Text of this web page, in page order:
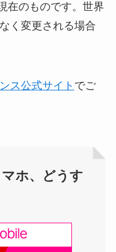
在のものです。世界
く変更される場合
ス公式サイト でご
マホ、どうす